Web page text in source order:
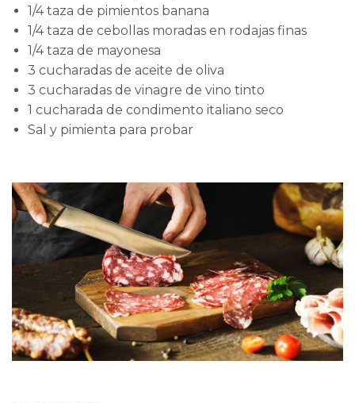
1/4 taza de pimientos banana
1/4 taza de cebollas moradas en rodajas finas
1/4 taza de mayonesa
3 cucharadas de aceite de oliva
3 cucharadas de vinagre de vino tinto
1 cucharada de condimento italiano seco
Sal y pimienta para probar